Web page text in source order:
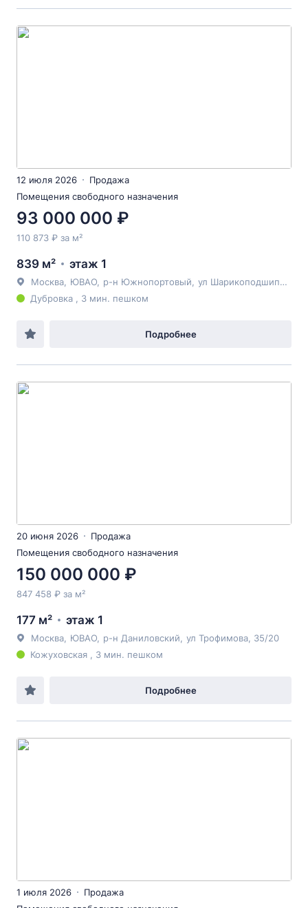
12 июля 2026
Продажа
Помещения свободного назначения
93 000 000 ₽
110 873 ₽ за м²
839 м² этаж 1
Москва ЮВАО р-н Южнопортовый
ул Шарикоподшипниковская
Дубровка , 3 мин. пешком
Подробнее
20 июня 2026
Продажа
Помещения свободного назначения
150 000 000 ₽
847 458 ₽ за м²
177 м² этаж 1
Москва ЮВАО р-н Даниловский ул Трофимова , 35/20
Кожуховская , 3 мин. пешком
Подробнее
1 июля 2026
Продажа